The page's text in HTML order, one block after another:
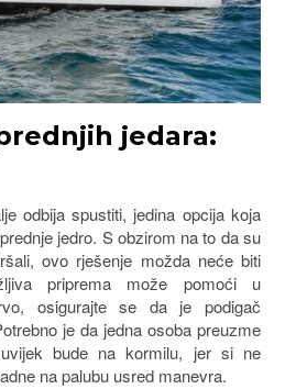
jedara:
odbija spustiti, jedina opcija koja
jedro. S obzirom na to da su
ovo rješenje možda neće biti
priprema može pomoći u
osigurajte se da je podigač
je da jedna osoba preuzme
bude na kormilu, jer si ne
na palubu usred manevra.